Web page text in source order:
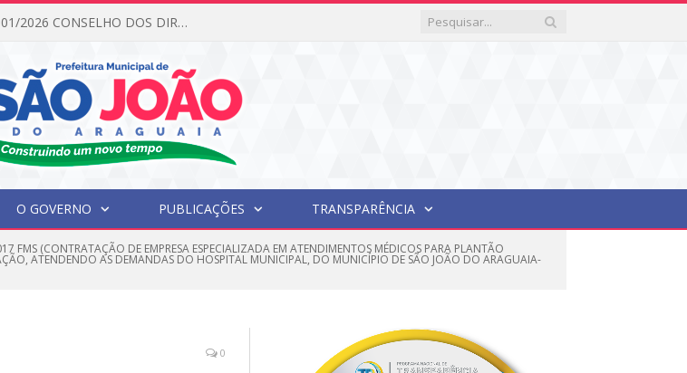
EDITAL DE CHAMADA PÚBLICA Nº 001/2026 CONSELHO DOS DIREITOS DA CRIANÇA E DO ADOLESCENTE
O GOVERNO PUBLICAÇÕES TRANSPARÊNCIA
FMS (CONTRATAÇÃO DE EMPRESA ESPECIALIZADA EM ATENDIMENTOS MÉDICOS PARA PLANTÃO
ATENDENDO AS DEMANDAS DO HOSPITAL MUNICIPAL, DO MUNICÍPIO DE SÃO JOÃO DO ARAGUAIA-
0